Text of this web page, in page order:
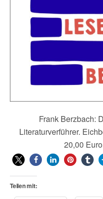
Frank Berzbach:
Literaturverführer.
20,00
Teilen mit: